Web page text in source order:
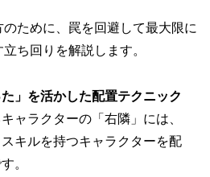
ために、罠を回避して最大限に
ち回りを解説します。
た」を活かした配置テクニック
ャラクターの「右隣」には、
キルを持つキャラクターを配
。